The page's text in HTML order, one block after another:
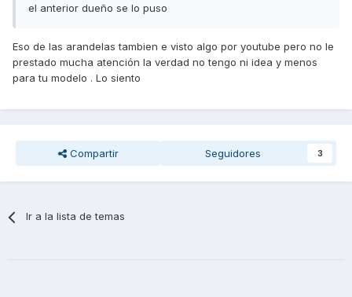
el anterior dueño se lo puso
Eso de las arandelas tambien e visto algo por youtube pero no le
prestado mucha atención la verdad no tengo ni idea y menos
para tu modelo . Lo siento
Compartir Seguidores 3
Ir a la lista de temas